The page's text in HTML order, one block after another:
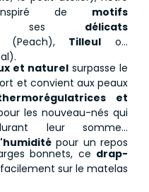
inspiré de motifs
ses délicats
(Peach), Tilleul ou
et naturel surpasse le
et convient aux peaux
et
les nouveau-nés qui
leur sommeil,
pour un repos
bonnets, ce drap-
sur le matelas